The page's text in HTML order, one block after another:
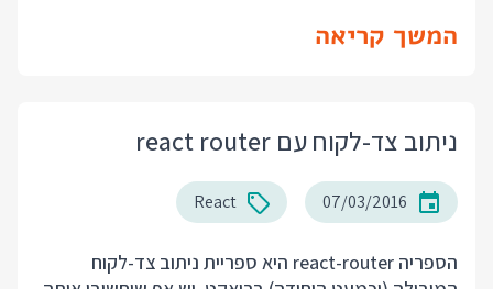
המשך קריאה
ניתוב צד-לקוח עם react router
07/03/2016
React
הספריה react-router היא ספריית ניתוב צד-לקוח